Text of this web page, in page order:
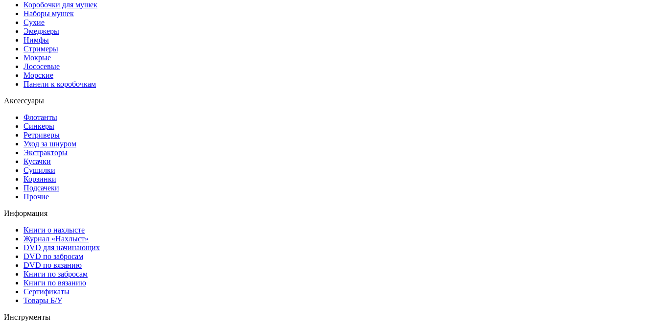
Коробочки для мушек
Наборы мушек
Сухие
Эмеджеры
Нимфы
Стримеры
Мокрые
Лососевые
Морские
Панели к коробочкам
Аксессуары
Флотанты
Синкеры
Ретриверы
Уход за шнуром
Экстракторы
Кусачки
Сушилки
Корзинки
Подсачеки
Прочие
Информация
Книги о нахлысте
Журнал «Нахлыст»
DVD для начинающих
DVD по забросам
DVD по вязанию
Книги по забросам
Книги по вязанию
Cертификаты
Товары Б/У
Инструменты